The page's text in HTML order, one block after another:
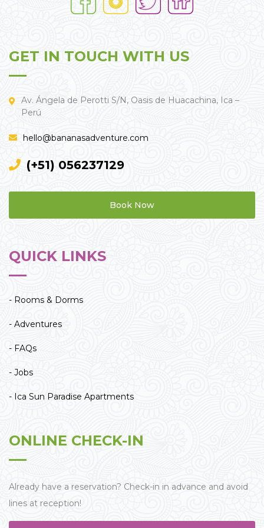
GET IN TOUCH WITH US
Av. Ángela de Perotti S/N, Oasis de Huacachina, Ica –
Perú
hello@bananasadventure.com
(+51) 056237129
Book Now
QUICK LINKS
- Rooms & Dorms
- Adventures
- FAQs
- Jobs
- Ica Sun Paradise Apartments
ONLINE CHECK-IN
Already have a reservation? Check-in in advance and avoid
lines at reception!